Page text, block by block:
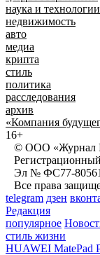
наука и технологии
недвижимость
авто
медиа
крипта
стиль
политика
расследования
архив
«Компания
16+
© ООО «Журнал
Эл № ФС77-80561
Все права
telegram дзен
Редакция
популярное
стиль жизни
HUAWEI MatePad